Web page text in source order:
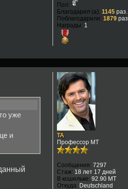
Пол:
Благодарил (а): 1145раз.
Поблагодарили: 1879раз.
Награды: 1
уже
и
TA
Профессор МТ
Сообщения: 7297
Стаж: 18 лет 17 дней
В кошельке: 92.90 MT
Откуда: Deutschland